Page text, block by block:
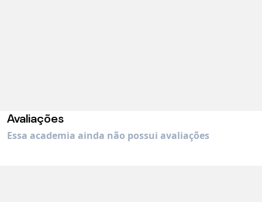
Avaliações
Essa academia ainda não possui avaliações